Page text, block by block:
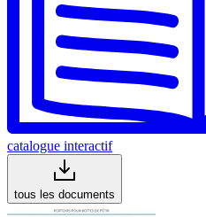
catalogue interactif
tous les documents